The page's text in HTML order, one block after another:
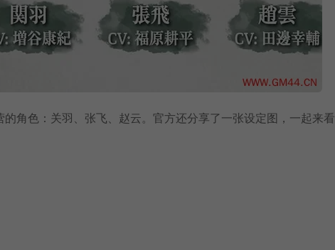
角色：关羽、张飞、赵云。官方还分享了一张设定图，一起来看